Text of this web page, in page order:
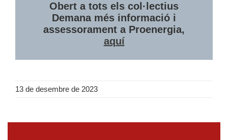
Obert a tots els col·lectius
Demana més informació i
assessorament a Proenergia,
aquí
13 de desembre de 2023